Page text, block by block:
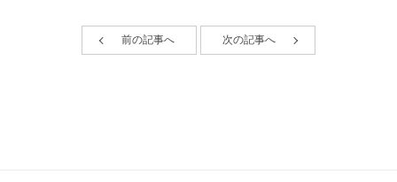
前の記事へ 次の記事へ